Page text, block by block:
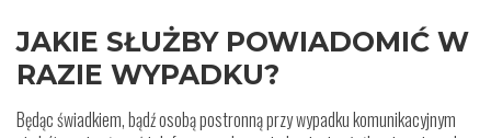
JAKIE SŁUŻBY POWIADOMIĆ W
RAZIE WYPADKU?
Będąc świadkiem, bądź osobą postronną przy wypadku komunikacyjnym